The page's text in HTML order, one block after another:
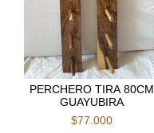
PERCHERO TIRA 80CM
GUAYUBIRA
$77.000